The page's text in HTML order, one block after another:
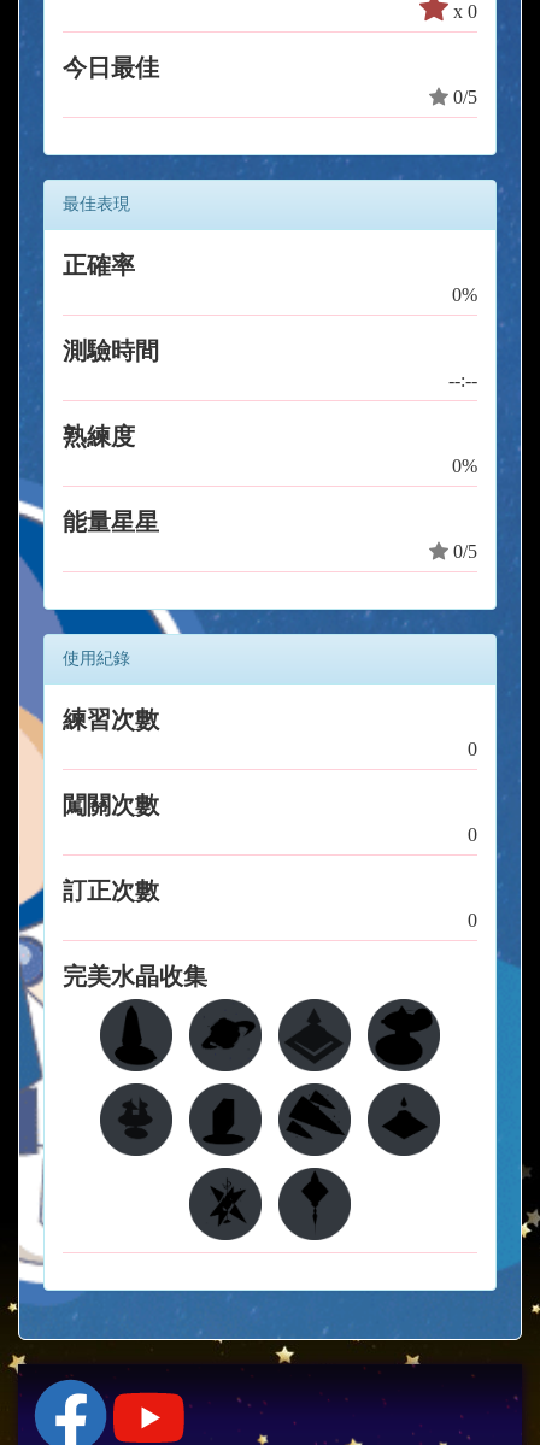
x 0
今日最佳
0/5
最佳表現
正確率
0%
測驗時間
--:--
熟練度
0%
能量星星
0/5
使用紀錄
練習次數
0
闖關次數
0
訂正次數
0
完美水晶收集